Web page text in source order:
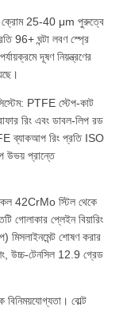
ক্রোম 25-40 μm পুরুত্বে
96+ ঘন্টা লবণ স্প্রে
দূষণ নিয়ন্ত্রণের
PTFE স্টেপ-কাট
রিং এবং ডাবল-লিপ রড
ব্যাকআপ রিং প্রতি ISO
উভয় প্রান্তে
নকল 42CrMo স্টিল থেকে
গোলাকার প্লেইন বিয়ারিং
মিসলাইনমেন্ট শোষণ করার
উচ্চ-টেনসিল 12.9 গ্রেড
বোল্ট